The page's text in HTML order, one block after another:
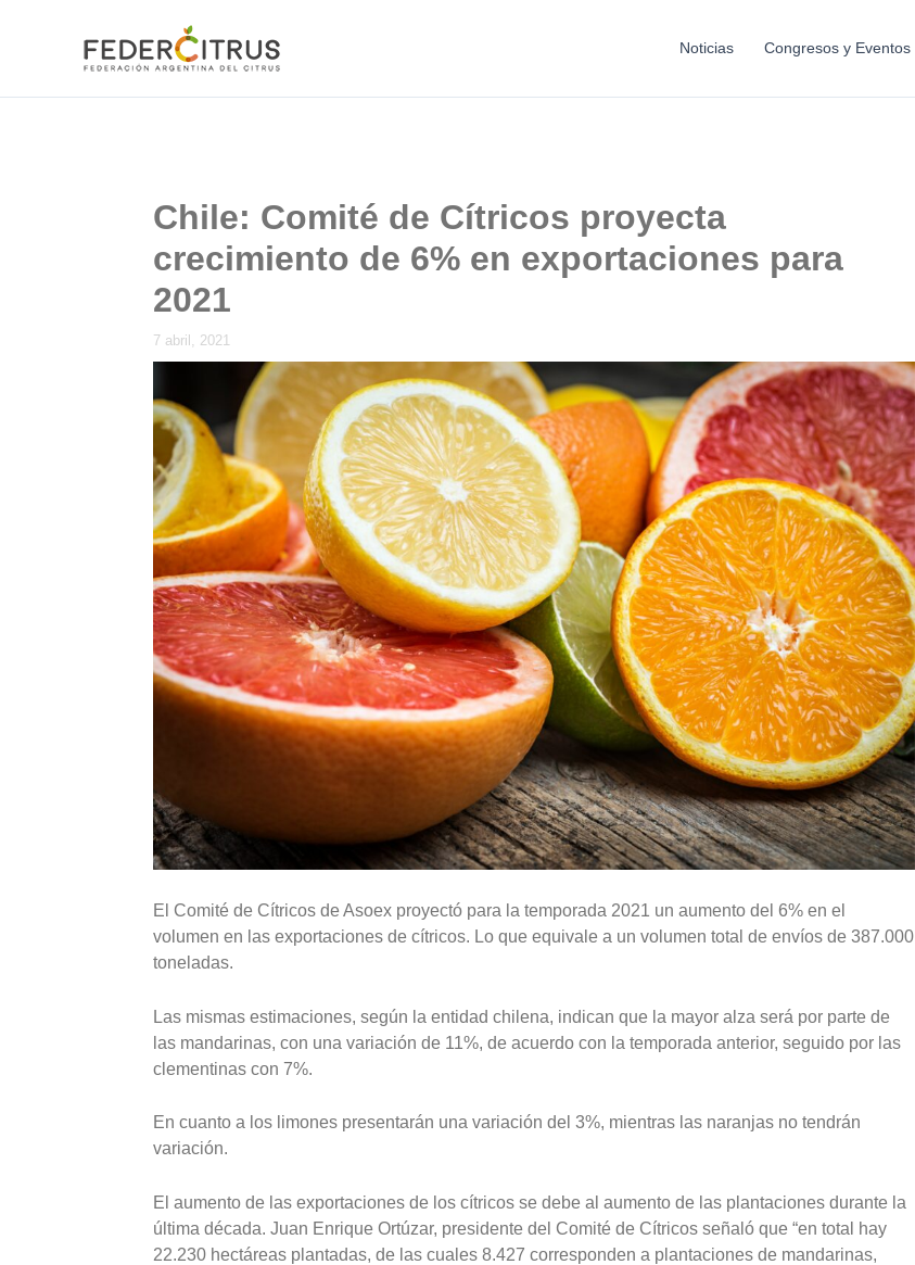
Noticias Congresos y Eventos
Chile: Comité de Cítricos proyecta
crecimiento de 6% en exportaciones para
2021
7 abril, 2021
El Comité de Cítricos de Asoex proyectó para la temporada 2021 un aumento del 6% en el
volumen en las exportaciones de cítricos. Lo que equivale a un volumen total de envíos de 387.000
toneladas.
Las mismas estimaciones, según la entidad chilena, indican que la mayor alza será por parte de
las mandarinas, con una variación de 11%, de acuerdo con la temporada anterior, seguido por las
clementinas con 7%.
En cuanto a los limones presentarán una variación del 3%, mientras las naranjas no tendrán
variación.
El aumento de las exportaciones de los cítricos se debe al aumento de las plantaciones durante la
última década. Juan Enrique Ortúzar, presidente del Comité de Cítricos señaló que “en total hay
22.230 hectáreas plantadas, de las cuales 8.427 corresponden a plantaciones de mandarinas,